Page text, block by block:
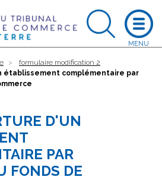
formulaire modification 2
établissement complémentaire par
D'UN
PAR
FONDS DE